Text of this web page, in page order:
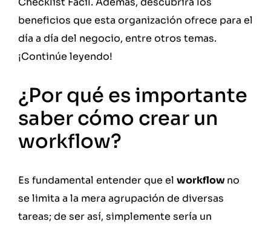
beneficios que esta organización ofrece para el
día a día del negocio, entre otros temas.
¡Continúe leyendo!
¿Por qué es importante
saber cómo crear un
workflow?
Es fundamental entender que el workflowno
se limita a la mera agrupación de diversas
tareas; de ser así, simplemente sería un